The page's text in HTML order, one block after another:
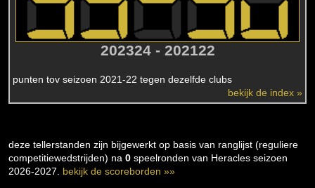
202324 - 202122
punten tov seizoen 2021-22 tegen dezelfde clubs
bekijk de index »
deze tellerstanden zijn bijgewerkt op basis van ranglijst (reguliere
competitiewedstrijden) na 0 speelronden van Heracles seizoen
2026-2027. bekijk de scoreborden »»